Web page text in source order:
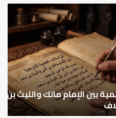
والليث بن سعد: نموذج
..
ما